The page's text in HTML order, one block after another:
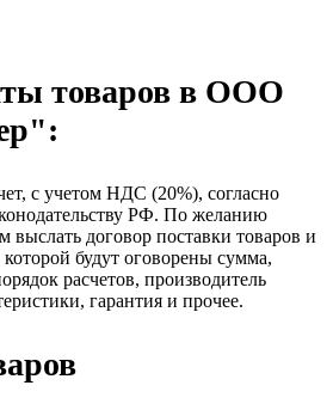
товаров в ООО
с учетом НДС (20%), согласно
РФ. По желанию
договор поставки товаров и
будут оговорены сумма,
расчетов, производитель
гарантия и прочее.